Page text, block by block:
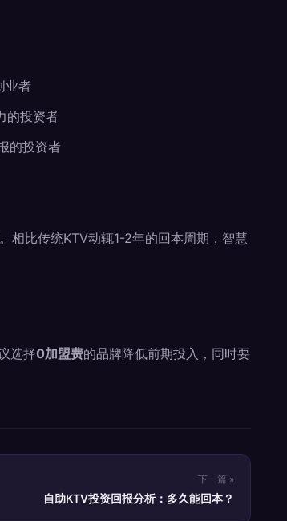
业者
的投资者
的投资者
相比传统KTV动辄1-2年的回本周期，智慧
选择0加盟费的品牌降低前期投入，同时要
下一篇 »
自助KTV投资回报分析：多久能回本？